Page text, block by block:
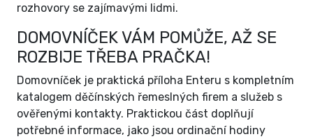
rozhovory se zajímavými lidmi.
DOMOVNÍČEK VÁM POMŮŽE, AŽ SE
ROZBIJE TŘEBA PRAČKA!
Domovníček je praktická příloha Enteru s kompletním
katalogem děčínských řemeslných firem a služeb s
ověřenými kontakty. Praktickou část doplňují
potřebné informace, jako jsou ordinační hodiny